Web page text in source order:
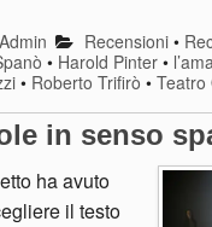
Admin Recensioni•
• Harold Pinter •
• Roberto Trifirò • Teatro
in senso
ha avuto
il testo